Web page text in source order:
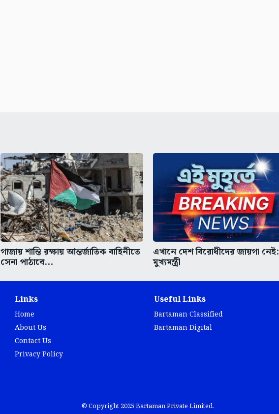
গাজায় শান্তি রক্ষায় আন্তর্জাতিক বাহিনীতে
সেনা পাঠাবে...
এখানে দেশ বিরোধীদের জায়গা নেই:
মুখ্যমন্ত্রী
Links
Home
About Us
Contact Us
Privacy Policy
Useful Links
Bartaman Classified
Bartaman Digital
© Copyright 2025 Bartaman Private Limited.